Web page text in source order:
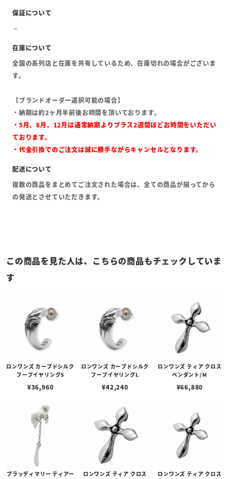
全国の系列店と在庫を共有しているため、在庫切れの場合がございま
す。
【ブランドオーダー選択可能の場合】
・納期は約2ヶ月半前後お時間を頂いております。
・5月、8月、12月は通常納期よりプラス2週間ほどお時間をいただい
ております。
・代金引換でのご注文は誠に勝手ながらキャンセルとなります。
複数の商品をまとめてご注文された場合は、全ての商品が揃ってから
の発送とさせていただきます。
この商品を見た人は、こちらの商品もチェックしていま
す
ロンワンズ カーブドシルク
フープイヤリングS
¥36,960
ロンワンズ カーブドシルク
フープイヤリングL
¥42,240
ロンワンズ ティア クロス
ペンダント/M
¥66,880
ブラッディマリー ティアー
ロンワンズ ティア クロス
ロンワンズ ティア クロス